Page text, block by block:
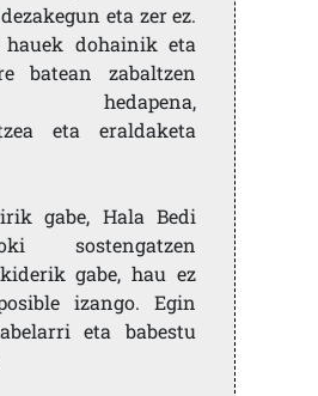
eta zer ez.
dohainik eta
batean zabaltzen
hedapena,
eta eraldaketa
gabe, Hala Bedi
sostengatzen
gabe, hau ez
izango. Egin
eta babestu